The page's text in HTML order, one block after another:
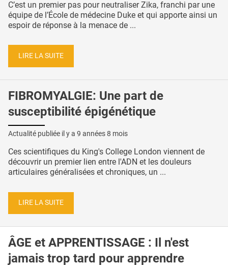
C’est un premier pas pour neutraliser Zika, franchi par une
équipe de l’École de médecine Duke et qui apporte ainsi un
espoir de réponse à la menace de ...
LIRE LA SUITE
FIBROMYALGIE: Une part de
susceptibilité épigénétique
Actualité publiée il y a 9 années 8 mois
Ces scientifiques du King's College London viennent de
découvrir un premier lien entre l'ADN et les douleurs
articulaires généralisées et chroniques, un ...
LIRE LA SUITE
ÂGE et APPRENTISSAGE : Il n'est
jamais trop tard pour apprendre